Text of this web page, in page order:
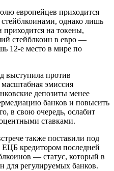
европейцев приходится
однако лишь
приходится на токены,
стейблкоин в евро —
12-е место в мире по
выступила против
эмиссия
депозиты менее
банков и повысить
в свою очередь, ослабит
ставками.
также поставили под
ЕЦБ кредитором последней
— статус, который в
для регулируемых банков.